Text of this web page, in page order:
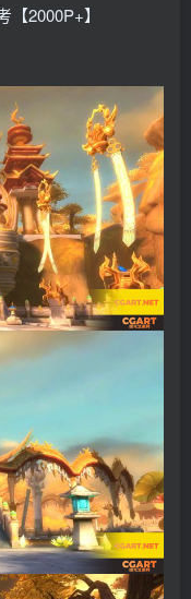
2000P+】